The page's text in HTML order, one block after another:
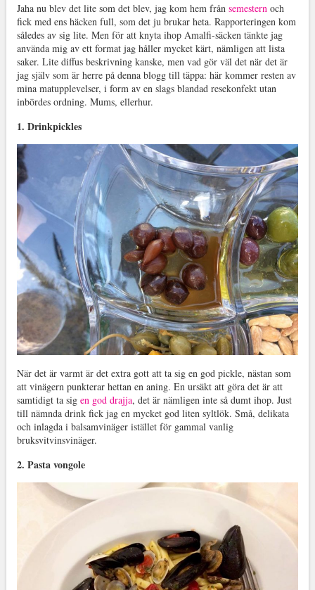
Jaha nu blev det lite som det blev, jag kom hem från semestern och
fick med ens häcken full, som det ju brukar heta. Rapporteringen kom
således av sig lite. Men för att knyta ihop Amalfi-säcken tänkte jag
använda mig av ett format jag håller mycket kärt, nämligen att lista
saker. Lite diffus beskrivning kanske, men vad gör väl det när det är
jag själv som är herre på denna blogg till täppa: här kommer resten av
mina matupplevelser, i form av en slags blandad resekonfekt utan
inbördes ordning. Mums, ellerhur.
1. Drinkpickles
När det är varmt är det extra gott att ta sig en god pickle, nästan som
att vinägern punkterar hettan en aning. En ursäkt att göra det är att
samtidigt ta sig en god drajja, det är nämligen inte så dumt ihop. Just
till nämnda drink fick jag en mycket god liten syltlök. Små, delikata
och inlagda i balsamvinäger istället för gammal vanlig
bruksvitvinsvinäger.
2. Pasta vongole